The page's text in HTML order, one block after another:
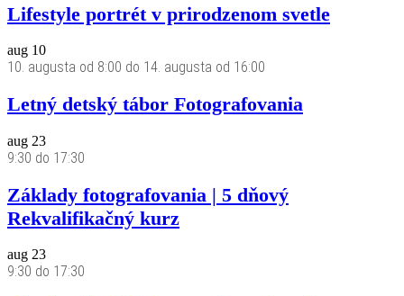
Lifestyle portrét v prirodzenom svetle
aug 10
10. augusta od 8:00 do 14. augusta od 16:00
Letný detský tábor Fotografovania
aug 23
9:30 do 17:30
Základy fotografovania | 5 dňový
Rekvalifikačný kurz
aug 23
9:30 do 17:30